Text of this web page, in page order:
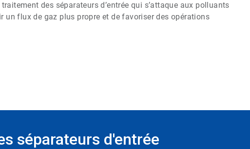
des séparateurs d’entrée qui s’attaque aux polluants
un flux de gaz plus propre et de favoriser des opérations
séparateurs d'entrée